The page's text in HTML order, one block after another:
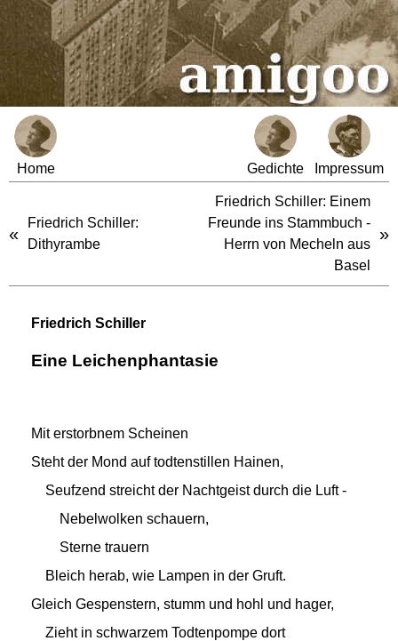
Home Gedichte Impressum
«
Friedrich Schiller:
Dithyrambe
Friedrich Schiller: Einem
Freunde ins Stammbuch -
Herrn von Mecheln aus
Basel
»
Friedrich Schiller
Eine Leichenphantasie
Mit erstorbnem Scheinen
Steht der Mond auf todtenstillen Hainen,
Seufzend streicht der Nachtgeist durch die Luft -
Nebelwolken schauern,
Sterne trauern
Bleich herab, wie Lampen in der Gruft.
Gleich Gespenstern, stumm und hohl und hager,
Zieht in schwarzem Todtenpompe dort